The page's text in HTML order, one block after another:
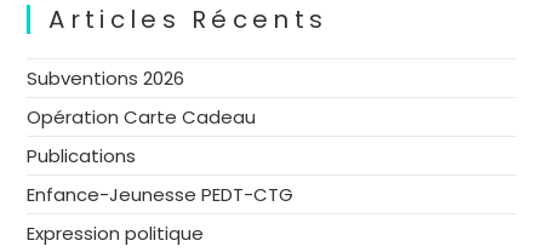
Articles Récents
Subventions 2026
Opération Carte Cadeau
Publications
Enfance-Jeunesse PEDT-CTG
Expression politique